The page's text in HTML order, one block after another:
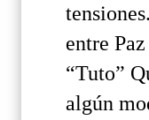
entre
“Tuto”
algún